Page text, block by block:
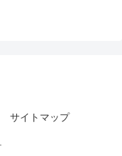
サイトマップ